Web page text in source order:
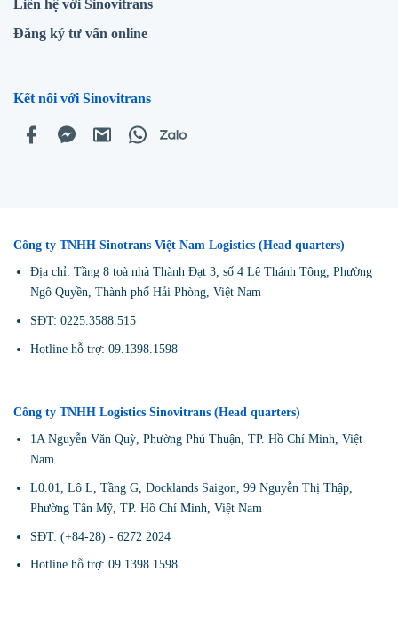
Liên hệ với Sinovitrans
Đăng ký tư vấn online
Kết nối với Sinovitrans
Công ty TNHH Sinotrans Việt Nam Logistics (Head quarters)
Địa chỉ: Tầng 8 toà nhà Thành Đạt 3, số 4 Lê Thánh Tông, Phường
Ngô Quyền, Thành phố Hải Phòng, Việt Nam
SĐT: 0225.3588.515
Hotline hỗ trợ: 09.1398.1598
Công ty TNHH Logistics Sinovitrans (Head quarters)
1A Nguyễn Văn Quỳ, Phường Phú Thuận, TP. Hồ Chí Minh, Việt
Nam
L0.01, Lô L, Tầng G, Docklands Saigon, 99 Nguyễn Thị Thập,
Phường Tân Mỹ, TP. Hồ Chí Minh, Việt Nam
SĐT: (+84-28) - 6272 2024
Hotline hỗ trợ: 09.1398.1598